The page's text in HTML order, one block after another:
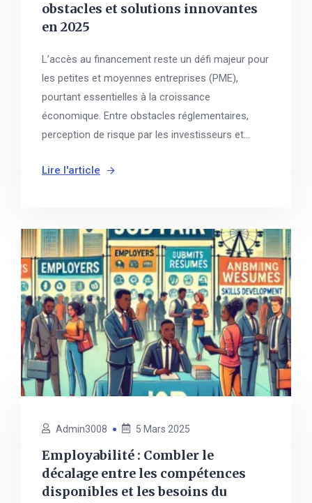
obstacles et solutions innovantes
en 2025
L’accès au financement reste un défi majeur pour
les petites et moyennes entreprises (PME),
pourtant essentielles à la croissance
économique. Entre obstacles réglementaires,
perception de risque par les investisseurs et...
Lire l'article
Admin3008 5 Mars 2025
Employabilité : Combler le
décalage entre les compétences
disponibles et les besoins du